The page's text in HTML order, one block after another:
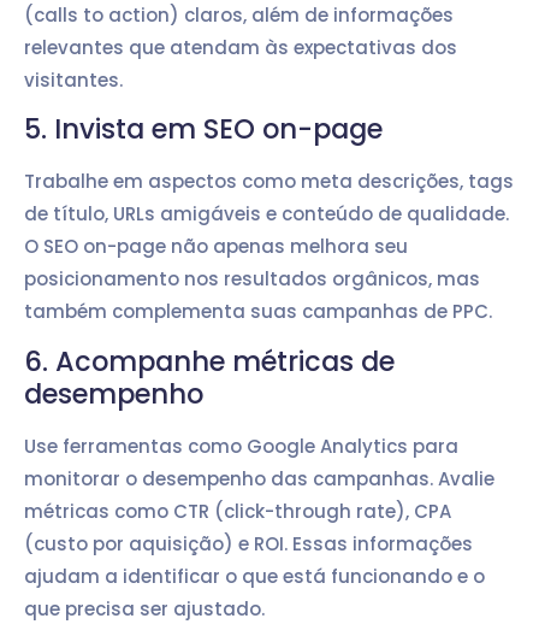
(calls to action) claros, além de informações
relevantes que atendam às expectativas dos
visitantes.
5. Invista em SEO on-page
Trabalhe em aspectos como meta descrições, tags
de título, URLs amigáveis e conteúdo de qualidade.
O SEO on-page não apenas melhora seu
posicionamento nos resultados orgânicos, mas
também complementa suas campanhas de PPC.
6. Acompanhe métricas de
desempenho
Use ferramentas como Google Analytics para
monitorar o desempenho das campanhas. Avalie
métricas como CTR (click-through rate), CPA
(custo por aquisição) e ROI. Essas informações
ajudam a identificar o que está funcionando e o
que precisa ser ajustado.